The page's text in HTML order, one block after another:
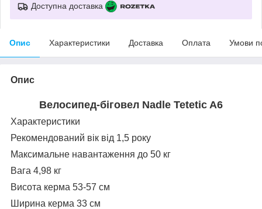
Доступна доставка
Опис Характеристики Доставка Оплата Умови
Опис
Велосипед-біговел Nadle Tetetic A6
Характеристики
Рекомендований вік від 1,5 року
Максимальне навантаження до 50 кг
Вага 4,98 кг
Висота керма 53-57 см
Ширина керма 33 см